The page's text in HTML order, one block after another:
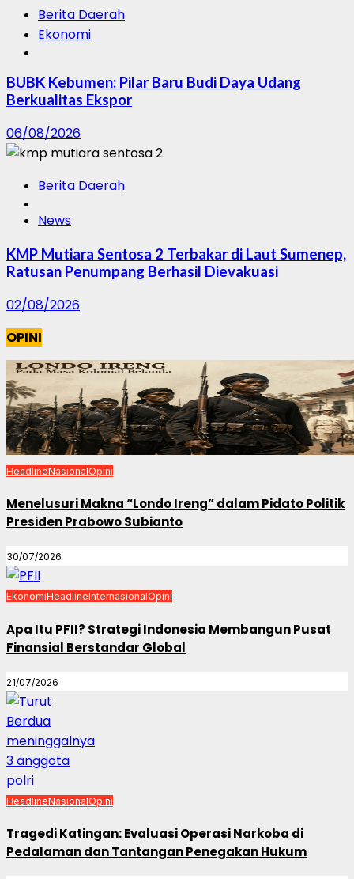
Berita Daerah
Ekonomi
BUBK Kebumen: Pilar Baru Budi Daya Udang
Berkualitas Ekspor
06/08/2026
Berita Daerah
News
KMP Mutiara Sentosa 2 Terbakar di Laut Sumenep,
Ratusan Penumpang Berhasil Dievakuasi
02/08/2026
OPINI
HeadlineNasionalOpini
Menelusuri Makna “Londo Ireng” dalam Pidato Politik
Presiden Prabowo Subianto
30/07/2026
EkonomiHeadlineInternasionalOpini
Apa Itu PFII? Strategi Indonesia Membangun Pusat
Finansial Berstandar Global
21/07/2026
HeadlineNasionalOpini
Tragedi Katingan: Evaluasi Operasi Narkoba di
Pedalaman dan Tantangan Penegakan Hukum